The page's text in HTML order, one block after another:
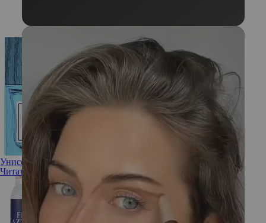
Унисекс-ароматы: в чем их специфика?
Читать полностью